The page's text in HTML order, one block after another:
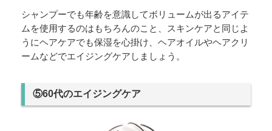
シャンプーでも年齢を意識してボリュームが出るアイテ
ムを使用するのはもちろんのこと、スキンケアと同じよ
うにヘアケアでも保湿を心掛け、ヘアオイルやヘアクリ
ームなどでエイジングケアしましょう。
⑤60代のエイジングケア